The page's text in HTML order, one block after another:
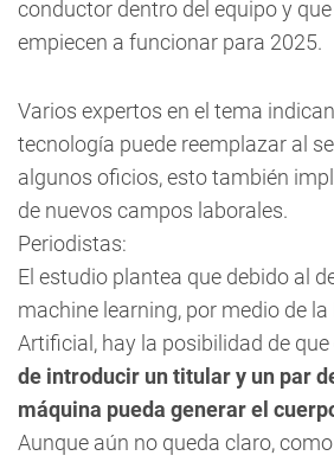
conductor dentro del equipo y
empiecen a funcionar para 2025.
Varios expertos en el tema
tecnología puede reemplazar al
algunos oficios, esto también
de nuevos campos laborales.
Periodistas:
El estudio plantea que debido al
machine learning, por medio de
Artificial, hay la posibilidad de que
de introducir un titular y un par
máquina pueda generar el
Aunque aún no queda claro,